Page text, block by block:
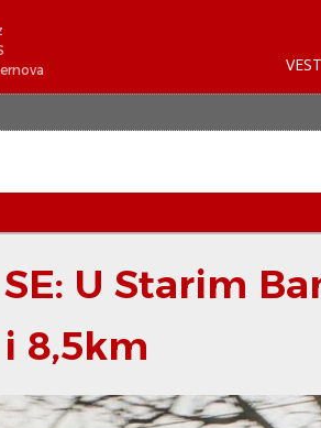
SE: U Starim
8,5km